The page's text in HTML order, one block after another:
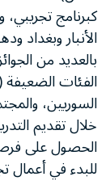
كبرنامج
الأنبار وبغداد
بالعديد من
الفئات الضعيفة
السوريين،
خلال تقديم
الحصول على
للبدء في أعمال